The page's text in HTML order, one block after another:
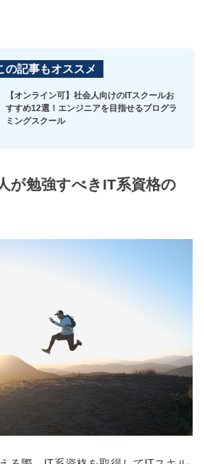
の記事もオススメ
【オンライン可】社会人向けのITスクールお
すすめ12選！エンジニアを目指せるプログラ
ミングスクール
が勉強すべきIT系資格の